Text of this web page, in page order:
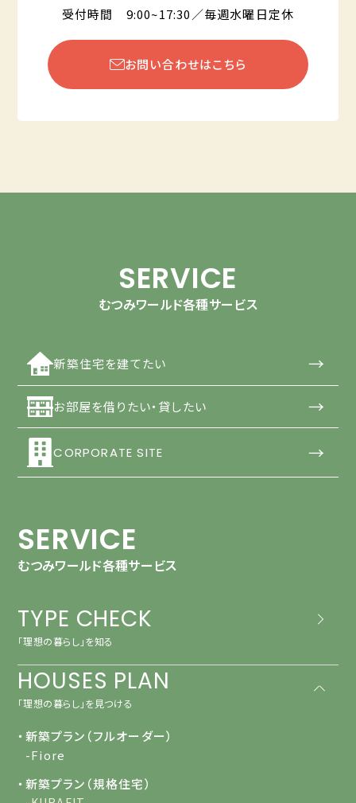
受付時間 9:00~17:30／毎週水曜日定休
お問い合わせはこちら
SERVICE
むつみワールド各種サービス
新築住宅を建てたい →
お部屋を借りたい・貸したい →
CORPORATE SITE →
SERVICE
むつみワールド各種サービス
TYPE CHECK
「理想の暮らし」を知る
HOUSES PLAN
「理想の暮らし」を見つける
・新築プラン（フルオーダー）
-Fiore
・新築プラン（規格住宅）